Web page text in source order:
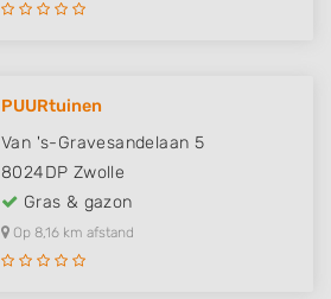
PUURtuinen
Van 's-Gravesandelaan 5
8024DP Zwolle
Gras & gazon
Op 8,16 km afstand